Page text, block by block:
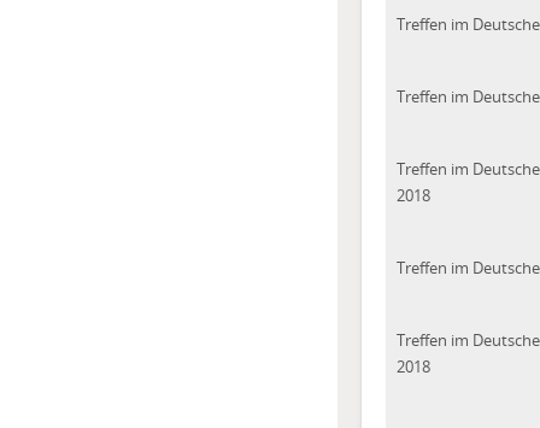
Treffen im
Treffen im
Treffen im
2018
Treffen im
Treffen im
2018